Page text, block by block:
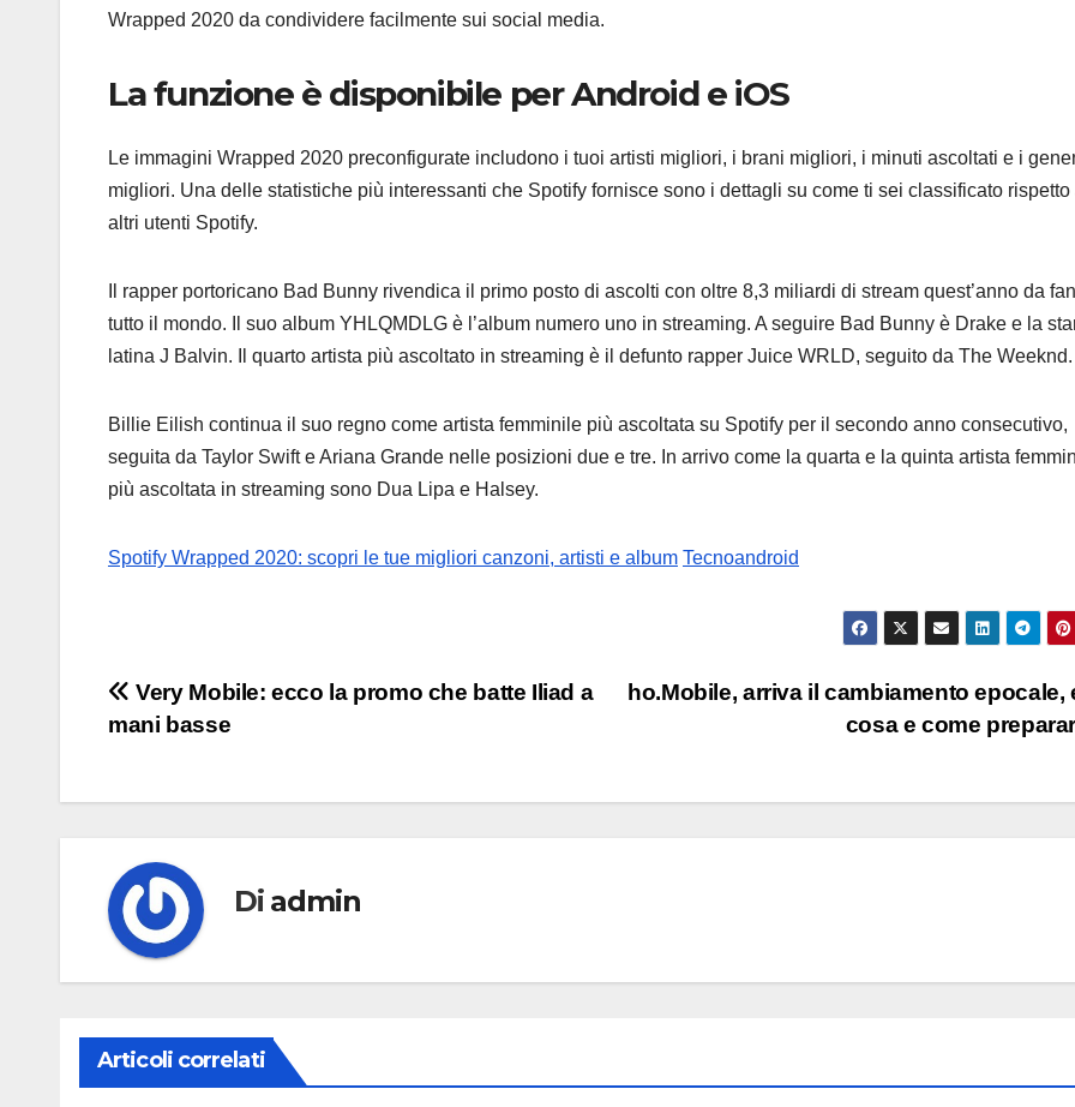
Wrapped 2020 da condividere facilmente sui social media.
La funzione è disponibile per Android e iOS
Le immagini Wrapped 2020 preconfigurate includono i tuoi artisti migliori, i brani migliori, i minuti ascoltati e i
migliori. Una delle statistiche più interessanti che Spotify fornisce sono i dettagli su come ti sei classificato rispetto
altri utenti Spotify.
Il rapper portoricano Bad Bunny rivendica il primo posto di ascolti con oltre 8,3 miliardi di stream quest’anno da
tutto il mondo. Il suo album YHLQMDLG è l’album numero uno in streaming. A seguire Bad Bunny è Drake e la
latina J Balvin. Il quarto artista più ascoltato in streaming è il defunto rapper Juice WRLD, seguito da The Weeknd.
Billie Eilish continua il suo regno come artista femminile più ascoltata su Spotify per il secondo anno consecutivo,
seguita da Taylor Swift e Ariana Grande nelle posizioni due e tre. In arrivo come la quarta e la quinta artista
più ascoltata in streaming sono Dua Lipa e Halsey.
Spotify Wrapped 2020: scopri le tue migliori canzoni, artisti e album Tecnoandroid
Navigazione
ho.Mobile, arriva il cambiamento epocale,
cosa e come
Very Mobile: ecco la promo che batte Iliad a
mani basse
Di admin
Articoli correlati